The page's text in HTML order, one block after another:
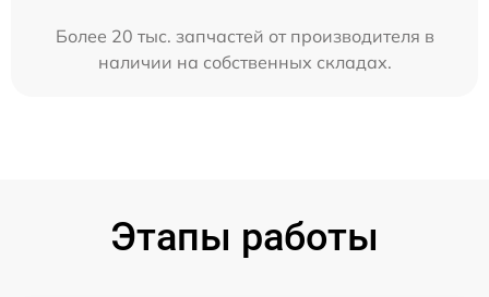
Более 20 тыс. запчастей от производителя в
наличии на собственных складах.
Этапы работы